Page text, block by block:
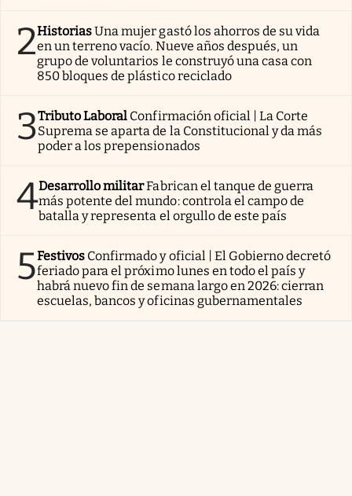
2HistoriasUna mujer gastó los ahorros de su vida
en un terreno vacío. Nueve años después, un
grupo de voluntarios le construyó una casa con
850 bloques de plástico reciclado
3Tributo Laboral Confirmación oficial | La Corte
Suprema se aparta de la Constitucional y da más
poder a los prepensionados
4Desarrollo militarFabrican el tanque de guerra
más potente del mundo: controla el campo de
batalla y representa el orgullo de este país
5Festivos Confirmado y oficial | El Gobierno decretó
feriado para el próximo lunes en todo el país y
habrá nuevo fin de semana largo en 2026: cierran
escuelas, bancos y oficinas gubernamentales